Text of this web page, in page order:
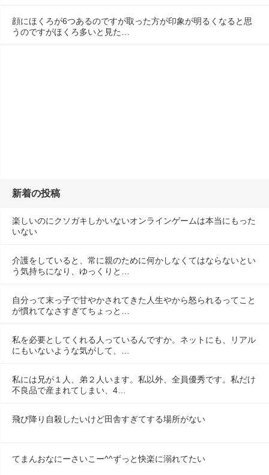
顔にほくろが6つあるのですが取った方が印象が明るくなると思
うのですがほくろ多いと見た…
新着の投稿
楽しいのにクソガキしかいないオンラインゲームは本当にもった
いない
介護をしていると、常に親のために何かしなくてはならないとい
う気持ちになり、ゆっくりと…
自分って末っ子で甘やかされてきた人生やから怒られるってこと
が慣れてなさすぎてちょっと…
私を必要としてくれる人っているんですか。ネットにも、リアル
にもいないような気がして、…
私には兄が１人、弟２人います。私以外、全員優秀です。私だけ
不良品で産まれてしまい、4…
飛び降り自殺したいけど田舎すぎてする場所がない
てまんおなにーさいこー^^ずっと快楽に溺れてたい